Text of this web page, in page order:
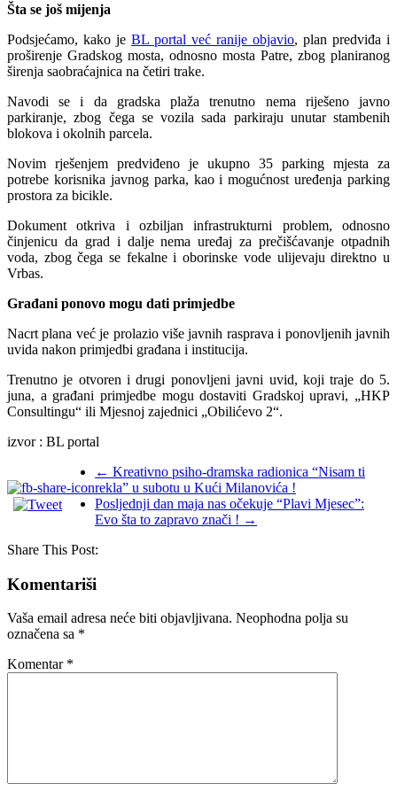
Šta se još mijenja
Podsjećamo, kako je BL portal već ranije objavio, plan predviđa i
proširenje Gradskog mosta, odnosno mosta Patre, zbog planiranog
širenja saobraćajnica na četiri trake.
Navodi se i da gradska plaža trenutno nema riješeno javno
parkiranje, zbog čega se vozila sada parkiraju unutar stambenih
blokova i okolnih parcela.
Novim rješenjem predviđeno je ukupno 35 parking mjesta za
potrebe korisnika javnog parka, kao i mogućnost uređenja parking
prostora za bicikle.
Dokument otkriva i ozbiljan infrastrukturni problem, odnosno
činjenicu da grad i dalje nema uređaj za prečišćavanje otpadnih
voda, zbog čega se fekalne i oborinske vode ulijevaju direktno u
Vrbas.
Građani ponovo mogu dati primjedbe
Nacrt plana već je prolazio više javnih rasprava i ponovljenih javnih
uvida nakon primjedbi građana i institucija.
Trenutno je otvoren i drugi ponovljeni javni uvid, koji traje do 5.
juna, a građani primjedbe mogu dostaviti Gradskoj upravi, „HKP
Consultingu“ ili Mjesnoj zajednici „Obilićevo 2“.
izvor : BL portal
← Kreativno psiho-dramska radionica “Nisam ti
rekla” u subotu u Kući Milanovića !
Posljednji dan maja nas očekuje “Plavi Mjesec”:
Evo šta to zapravo znači ! →
Share This Post:
Komentariši
Vaša email adresa neće biti objavljivana. Neophodna polja su
označena sa *
Komentar *